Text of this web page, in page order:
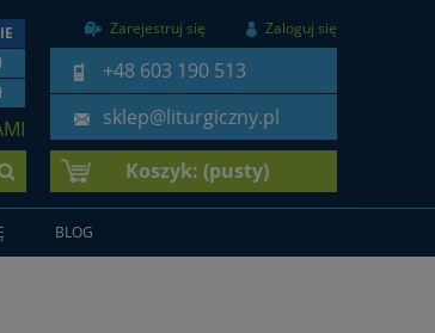
Zarejestruj się Zaloguj się
+48 603 190 513
sklep@liturgiczny.pl
Koszyk: (pusty)
BLOG